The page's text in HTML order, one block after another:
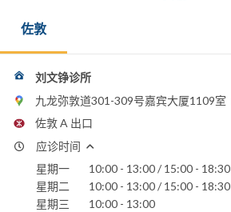
佐敦
刘文铮诊所
九龙弥敦道301-309号嘉宾大厦1109室
佐敦 A 出口
应诊时间
星期一
10:00 - 13:00 / 15:00 - 18:30
星期二
10:00 - 13:00 / 15:00 - 18:30
星期三
10:00 - 13:00